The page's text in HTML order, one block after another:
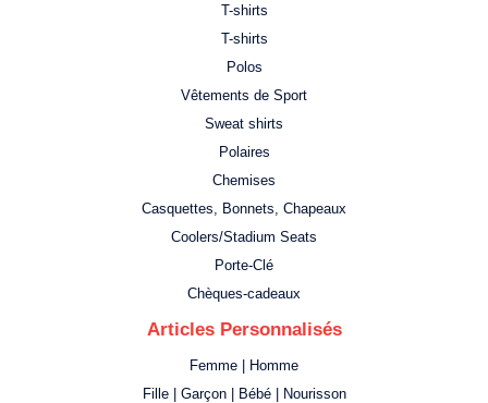
T-shirts
T-shirts
Polos
Vêtements de Sport
Sweat shirts
Polaires
Chemises
Casquettes, Bonnets, Chapeaux
Coolers/Stadium Seats
Porte-Clé
Chèques-cadeaux
Articles Personnalisés
Femme | Homme
Fille | Garçon | Bébé | Nourisson